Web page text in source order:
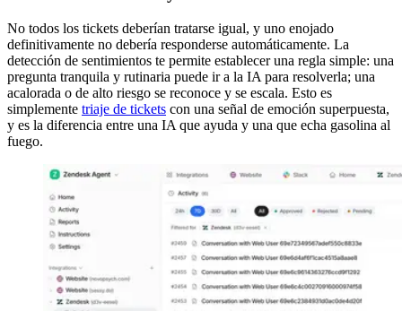
No todos los tickets deberían tratarse igual, y uno enojado
definitivamente no debería responderse automáticamente. La
detección de sentimientos te permite establecer una regla simple: una
pregunta tranquila y rutinaria puede ir a la IA para resolverla; una
acalorada o de alto riesgo se reconoce y se escala. Esto es
simplemente triaje de tickets con una señal de emoción superpuesta,
y es la diferencia entre una IA que ayuda y una que echa gasolina al
fuego.